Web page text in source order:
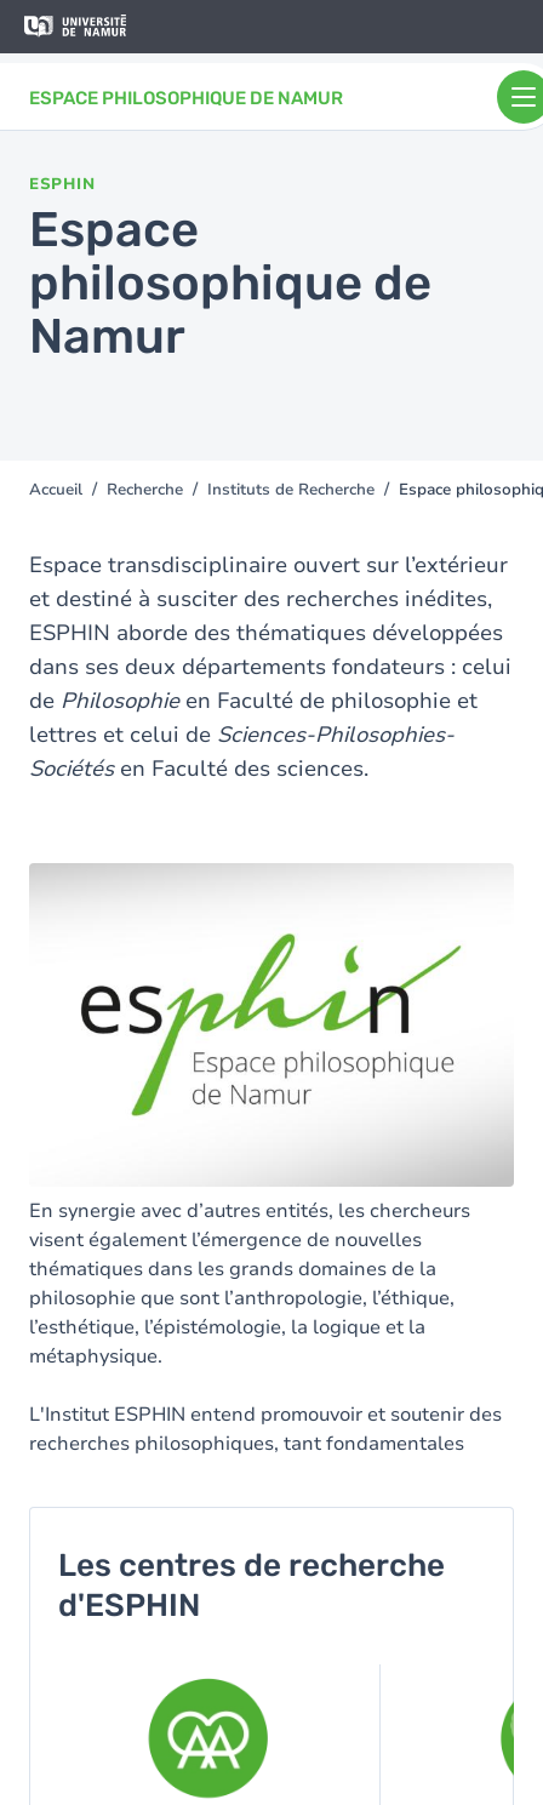
Aller au contenu principal
ESPACE PHILOSOPHIQUE DE NAMUR
Aller
principal
ESPHIN
Espace
philosophique de
Namur
You
here
Accueil Recherche Instituts de Recherche Espace
Espace transdisciplinaire ouvert sur l’extérieur
et destiné à susciter des recherches inédites,
ESPHIN aborde des thématiques développées
dans ses deux départements fondateurs : celui
de Philosophieen Faculté de philosophie et
lettres et celui de Sciences-Philosophies-
Sociétésen Faculté des sciences.
En synergie avec d’autres entités, les chercheurs
visent également l’émergence de nouvelles
thématiques dans les grands domaines de la
philosophie que sont l’anthropologie, l’éthique,
l’esthétique, l’épistémologie, la logique et la
métaphysique.
L'Institut ESPHIN entend promouvoir et soutenir des
recherches philosophiques, tant fondamentales
Les centres de recherche
d'ESPHIN